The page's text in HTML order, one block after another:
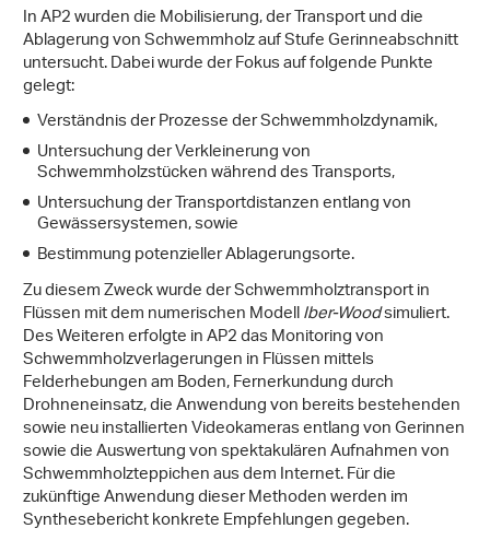
In AP2 wurden die Mobilisierung, der Transport und die
Ablagerung von Schwemmholz auf Stufe Gerinneabschnitt
untersucht. Dabei wurde der Fokus auf folgende Punkte
gelegt:
Verständnis der Prozesse der Schwemmholzdynamik,
Untersuchung der Verkleinerung von
Schwemmholzstücken während des Transports,
Untersuchung der Transportdistanzen entlang von
Gewässersystemen, sowie
Bestimmung potenzieller Ablagerungsorte.
Zu diesem Zweck wurde der Schwemmholztransport in
Flüssen mit dem numerischen ModellIber-Woodsimuliert.
Des Weiteren erfolgte in AP2 das Monitoring von
Schwemmholzverlagerungen in Flüssen mittels
Felderhebungen am Boden, Fernerkundung durch
Drohneneinsatz, die Anwendung von bereits bestehenden
sowie neu installierten Videokameras entlang von Gerinnen
sowie die Auswertung von spektakulären Aufnahmen von
Schwemmholzteppichen aus dem Internet. Für die
zukünftige Anwendung dieser Methoden werden im
Synthesebericht konkrete Empfehlungen gegeben.